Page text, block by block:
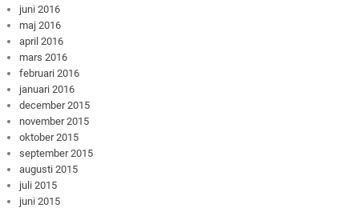
juni 2016
maj 2016
april 2016
mars 2016
februari 2016
januari 2016
december 2015
november 2015
oktober 2015
september 2015
augusti 2015
juli 2015
juni 2015